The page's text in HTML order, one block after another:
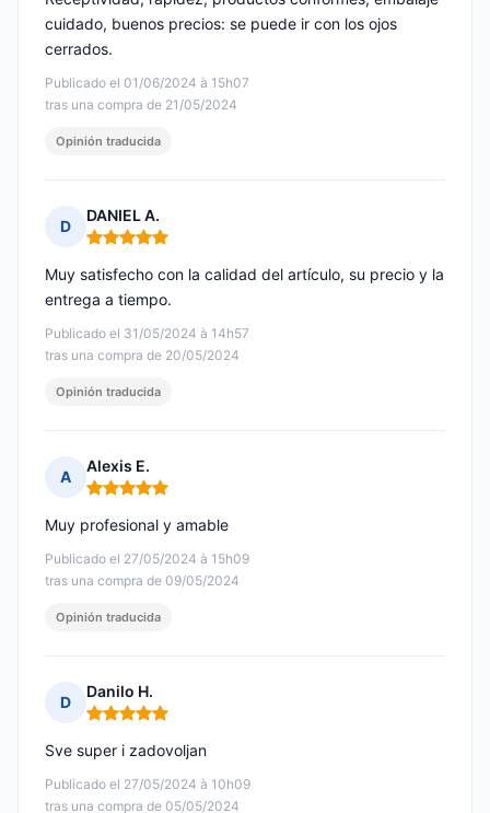
Publicado el 01/06/2024 à 15h07
tras una compra de 21/05/2024
cuidado, buenos precios: se puede ir con los ojos
cerrados.
Opinión traducida
D
DANIEL A.
Nota: 5 de 5
Publicado el 31/05/2024 à 14h57
tras una compra de 20/05/2024
Muy satisfecho con la calidad del artículo, su precio y la
entrega a tiempo.
Opinión traducida
A
Alexis E.
Nota: 5 de 5
Publicado el 27/05/2024 à 15h09
tras una compra de 09/05/2024
Muy profesional y amable
Opinión traducida
D
Danilo H.
Nota: 5 de 5
Publicado el 27/05/2024 à 10h09
tras una compra de 05/05/2024
Sve super i zadovoljan